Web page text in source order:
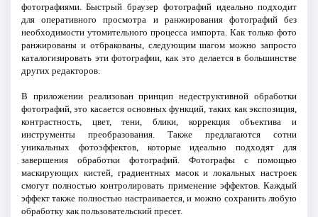
фотографиями. Быстрый браузер фотографий идеально подходит
для оперативного просмотра и ранжирования фотографий без
необходимости утомительного процесса импорта. Как только фото
ранжированы и отбракованы, следующим шагом можно запросто
каталогизировать эти фотографии, как это делается в большинстве
других редакторов.
В приложении реализован принцип недеструктивной обработки
фотографий, это касается основных функций, таких как экспозиция,
контрастность, цвет, тени, блики, коррекция объектива и
инструменты преобразования. Также предлагаются сотни
уникальных фотоэффектов, которые идеально подходят для
завершения обработки фотографий. Фотографы с помощью
маскирующих кистей, градиентных масок и локальных настроек
смогут полностью контролировать применение эффектов. Каждый
эффект также полностью настраивается, и можно сохранить любую
обработку как пользовательский пресет.